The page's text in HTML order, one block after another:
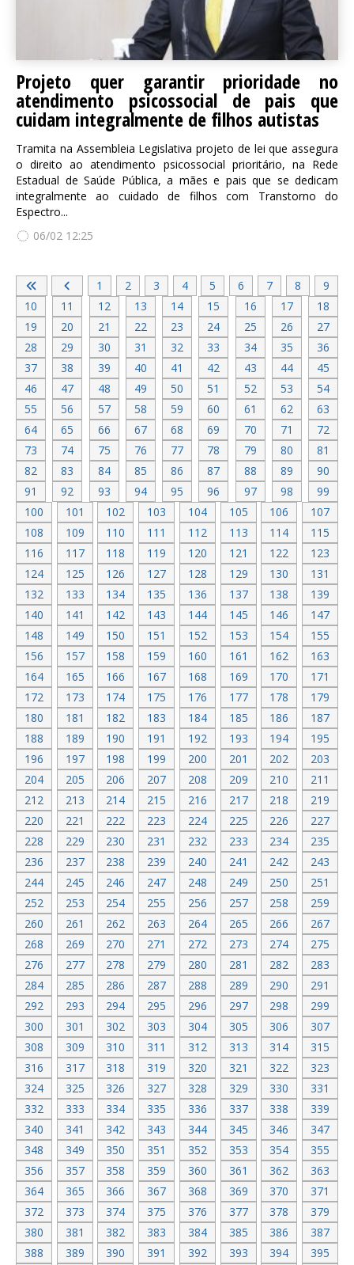
Projeto quer garantir prioridade no
atendimento psicossocial de pais que
cuidam integralmente de filhos autistas
Tramita na Assembleia Legislativa projeto de lei que assegura
o direito ao atendimento psicossocial prioritário, na Rede
Estadual de Saúde Pública, a mães e pais que se dedicam
integralmente ao cuidado de filhos com Transtorno do
Espectro...
06/02 12:25
1 2 3 4 5 6 7 8
9
10
11 12 13 14 15 16 17
18
19
20 21 22 23 24 25 26
27
28
29 30 31 32 33 34 35
36
37
38 39 40 41 42 43 44
45
46
47 48 49 50 51 52 53
54
55
56 57 58 59 60 61 62
63
64
65 66 67 68 69 70 71
72
73
74 75 76 77 78 79 80
81
82
83 84 85 86 87 88 89
90
91
92 93 94 95 96 97 98
99
100
101 102 103 104 105 106
107
108
109 110 111 112 113 114
115
116
117 118 119 120 121 122
123
124
125 126 127 128 129 130
131
132
133 134 135 136 137 138
139
140
141 142 143 144 145 146
147
148
149 150 151 152 153 154
155
156
157 158 159 160 161 162
163
164
165 166 167 168 169 170
171
172
173 174 175 176 177 178
179
180
181 182 183 184 185 186
187
188
189 190 191 192 193 194
195
196
197 198 199 200 201 202
203
204
205 206 207 208 209 210
211
212
213 214 215 216 217 218
219
220
221 222 223 224 225 226
227
228
229 230 231 232 233 234
235
236
237 238 239 240 241 242
243
244
245 246 247 248 249 250
251
252
253 254 255 256 257 258
259
260
261 262 263 264 265 266
267
268
269 270 271 272 273 274
275
276
277 278 279 280 281 282
283
284
285 286 287 288 289 290
291
292
293 294 295 296 297 298
299
300
301 302 303 304 305 306
307
308
309 310 311 312 313 314
315
316
317 318 319 320 321 322
323
324
325 326 327 328 329 330
331
332
333 334 335 336 337 338
339
340
341 342 343 344 345 346
347
348
349 350 351 352 353 354
355
356
357 358 359 360 361 362
363
364
365 366 367 368 369 370
371
372
373 374 375 376 377 378
379
380
381 382 383 384 385 386
387
388
389 390 391 392 393 394 395